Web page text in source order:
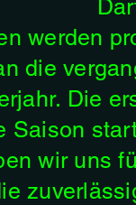
werden
die
Die
Saison
wir uns